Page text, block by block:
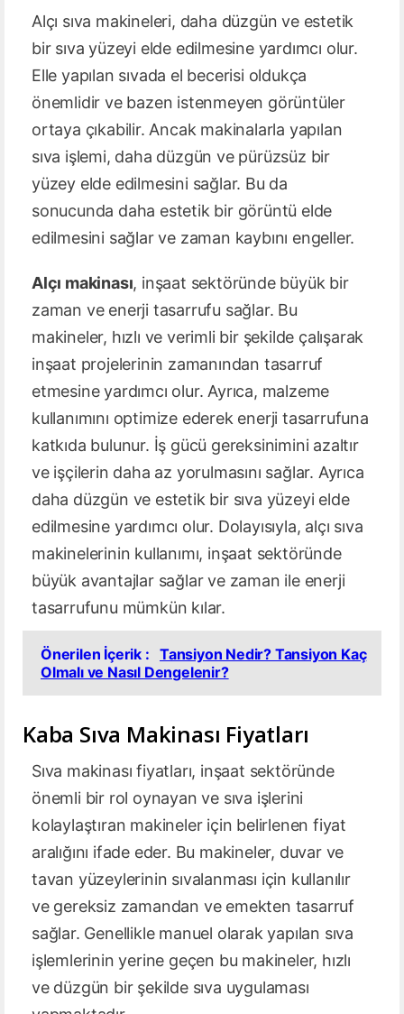
Alçı sıva makineleri, daha düzgün ve estetik
bir sıva yüzeyi elde edilmesine yardımcı olur.
Elle yapılan sıvada el becerisi oldukça
önemlidir ve bazen istenmeyen görüntüler
ortaya çıkabilir. Ancak makinalarla yapılan
sıva işlemi, daha düzgün ve pürüzsüz bir
yüzey elde edilmesini sağlar. Bu da
sonucunda daha estetik bir görüntü elde
edilmesini sağlar ve zaman kaybını engeller.
Alçı makinası, inşaat sektöründe büyük bir
zaman ve enerji tasarrufu sağlar. Bu
makineler, hızlı ve verimli bir şekilde çalışarak
inşaat projelerinin zamanından tasarruf
etmesine yardımcı olur. Ayrıca, malzeme
kullanımını optimize ederek enerji tasarrufuna
katkıda bulunur. İş gücü gereksinimini azaltır
ve işçilerin daha az yorulmasını sağlar. Ayrıca
daha düzgün ve estetik bir sıva yüzeyi elde
edilmesine yardımcı olur. Dolayısıyla, alçı sıva
makinelerinin kullanımı, inşaat sektöründe
büyük avantajlar sağlar ve zaman ile enerji
tasarrufunu mümkün kılar.
Önerilen İçerik :
Tansiyon Nedir? Tansiyon Kaç
Olmalı ve Nasıl Dengelenir?
Kaba Sıva Makinası Fiyatları
Sıva makinası fiyatları, inşaat sektöründe
önemli bir rol oynayan ve sıva işlerini
kolaylaştıran makineler için belirlenen fiyat
aralığını ifade eder. Bu makineler, duvar ve
tavan yüzeylerinin sıvalanması için kullanılır
ve gereksiz zamandan ve emekten tasarruf
sağlar. Genellikle manuel olarak yapılan sıva
işlemlerinin yerine geçen bu makineler, hızlı
ve düzgün bir şekilde sıva uygulaması